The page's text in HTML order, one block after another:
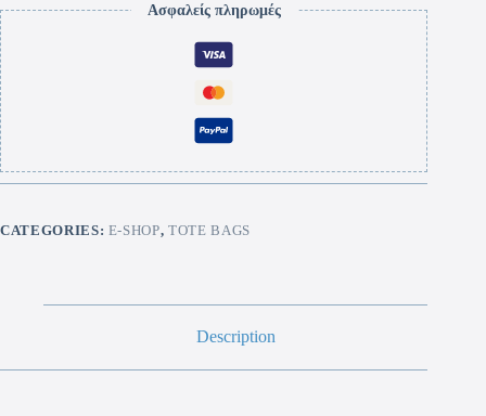
Ασφαλείς πληρωμές
CATEGORIES: E-SHOP,TOTE BAGS
Description